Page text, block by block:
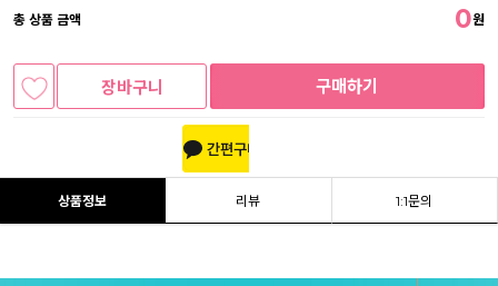
총 상품 금액 0원
장바구니 구매하기
상품정보 리뷰 1:1문의